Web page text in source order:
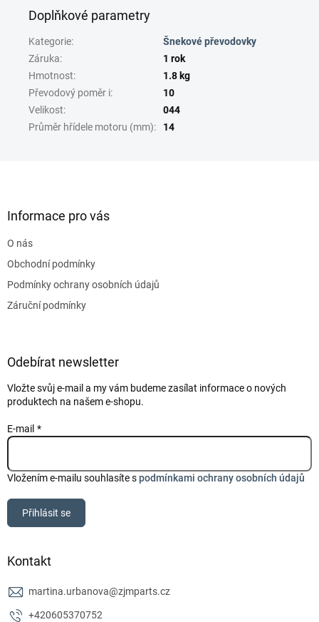
Doplňkové parametry
Kategorie:
Šnekové převodovky
Záruka:
1 rok
Hmotnost:
1.8 kg
Převodový poměr i:
10
Velikost:
044
Průměr hřídele motoru (mm): 14
Informace pro vás
O nás
Obchodní podmínky
Podmínky ochrany osobních údajů
Záruční podmínky
Odebírat newsletter
Vložte svůj e-mail a my vám budeme zasílat informace o nových
produktech na našem e-shopu.
E-mail
Vložením e-mailu souhlasíte spodmínkami ochrany osobních údajů
Přihlásit se
Kontakt
martina.urbanova@zjmparts.cz
+420605370752